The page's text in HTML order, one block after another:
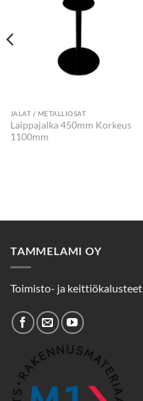
JALAT / METALLIOSAT
Laippajalka 450mm Korkeus
1100mm
TAMMELAMI OY
Toimisto- ja keittiökalusteet